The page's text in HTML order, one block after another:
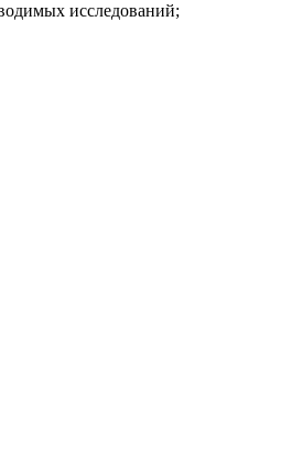
исследований;